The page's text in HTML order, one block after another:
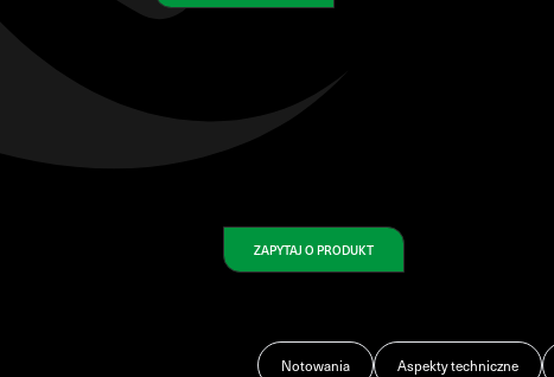
ZAPYTAJ O PRODUKT
Notowania Aspekty techniczne